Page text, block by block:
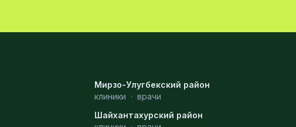
Мирзо-Улугбекский район
клиники · врачи
Шайхантахурский район